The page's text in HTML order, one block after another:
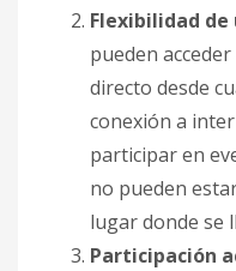
Flexibilidad de
pueden
directo desde
conexión a
participar en
no pueden
lugar donde se
Participación